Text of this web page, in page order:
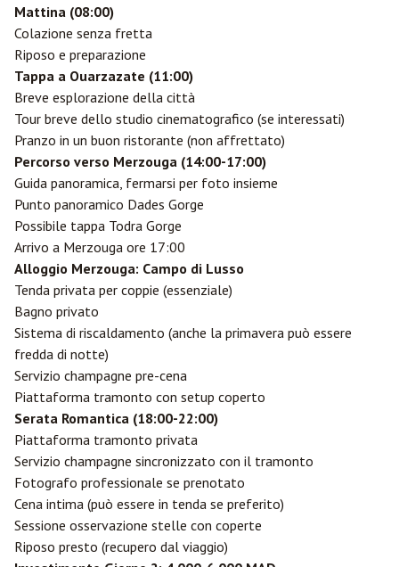
Mattina (08:00)
Colazione senza fretta
Riposo e preparazione
Tappa a Ouarzazate (11:00)
Breve esplorazione della città
Tour breve dello studio cinematografico (se interessati)
Pranzo in un buon ristorante (non affrettato)
Percorso verso Merzouga (14:00-17:00)
Guida panoramica, fermarsi per foto insieme
Punto panoramico Dades Gorge
Possibile tappa Todra Gorge
Arrivo a Merzouga ore 17:00
Alloggio Merzouga: Campo di Lusso
Tenda privata per coppie (essenziale)
Bagno privato
Sistema di riscaldamento (anche la primavera può essere
fredda di notte)
Servizio champagne pre-cena
Piattaforma tramonto con setup coperto
Serata Romantica (18:00-22:00)
Piattaforma tramonto privata
Servizio champagne sincronizzato con il tramonto
Fotografo professionale se prenotato
Cena intima (può essere in tenda se preferito)
Sessione osservazione stelle con coperte
Riposo presto (recupero dal viaggio)